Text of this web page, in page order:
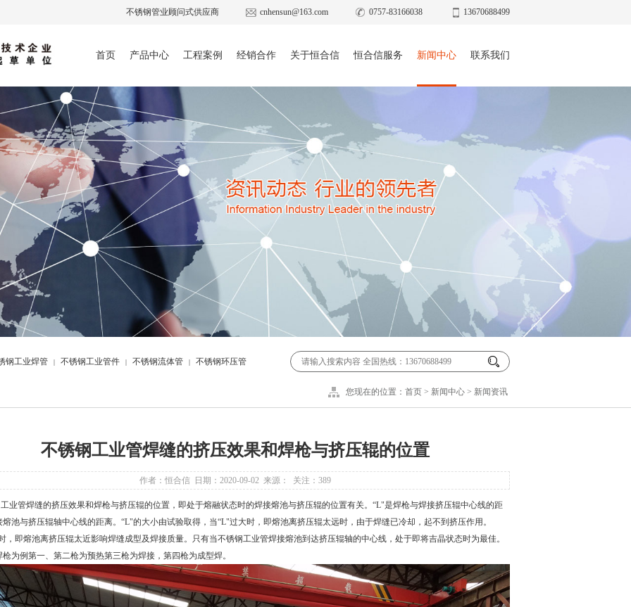
不锈钢管业顾问式供应商 cnhensun@163.com 0757-83166038 13670688499
首页 产品中心 工程案例 经销合作 关于恒合信 恒合信服务 新闻中心 联系我们
钢工业焊管 | 不锈钢工业管件 | 不锈钢流体管 | 不锈钢环压管
您现在的位置： 首页 > 新闻中心 > 新闻资讯
不锈钢工业管焊缝的挤压效果和焊枪与挤压辊的位置
作者：恒合信 日期：2020-09-02 来源： 关注： 389
业管焊缝的挤压效果和焊枪与挤压辊的位置，即处于熔融状态时的焊接熔池与挤压辊的位置有关。“L"是焊枪与焊接挤压辊中心线的距
熔池与挤压辊轴中心线的距离。“L"的大小由试验取得，当“L"过大时，即熔池离挤压辊太远时，由于焊缝已冷却，起不到挤压作用。
，即熔池离挤压辊太近影响焊缝成型及焊接质量。只有当不锈钢工业管焊接熔池到达挤压辊轴的中心线，处于即将吉晶状态时为最佳。
为例第一、第二枪为预热第三枪为焊接，第四枪为成型焊。